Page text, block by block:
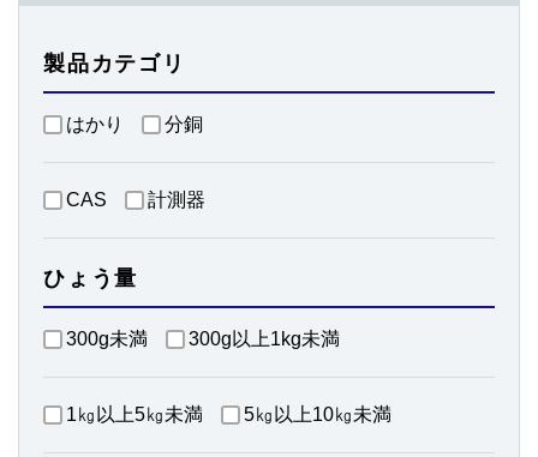
製品カテゴリ
はかり 分銅
CAS 計測器
ひょう量
300g未満 300g以上1kg未満
1㎏以上5㎏未満 5㎏以上10㎏未満